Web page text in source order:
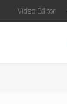
Video Editor